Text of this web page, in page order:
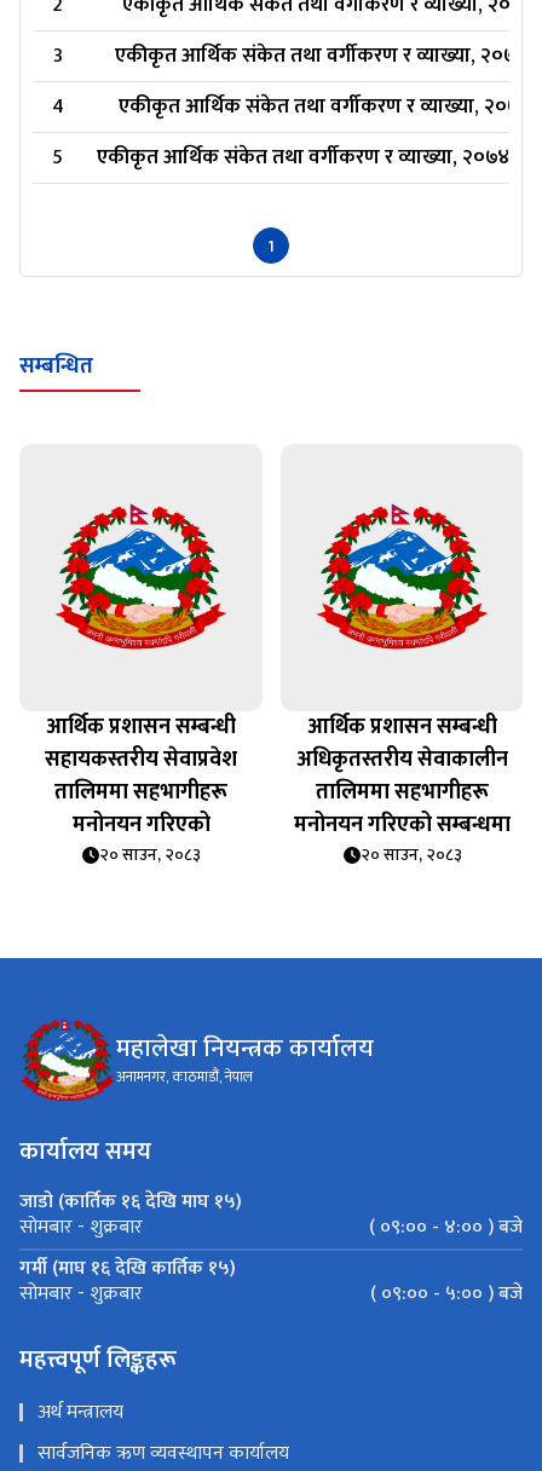
3
एकीकृत आर्थिक संकेत तथा वर्गीकरण र व्याख्या, २०७४ (
4
एकीकृत आर्थिक संकेत तथा वर्गीकरण र व्याख्या, २०७४ (
5
एकीकृत आर्थिक संकेत तथा वर्गीकरण र व्याख्या, २०७४
1
सम्बन्धित
आर्थिक प्रशासन सम्बन्धी
सहायकस्तरीय सेवाप्रवेश
तालिममा सहभागीहरू
मनोनयन गरिएको
२० साउन, २०८३
आर्थिक प्रशासन सम्बन्धी
अधिकृतस्तरीय सेवाकालीन
तालिममा सहभागीहरू
मनोनयन गरिएको सम्बन्धमा
२० साउन, २०८३
महालेखा नियन्त्रक कार्यालय
अनामनगर, काठमाडौं, नेपाल
कार्यालय समय
जाडो (कार्तिक १६ देखि माघ १५)
सोमबार - शुक्रबार
( ०९:०० - ४:०० ) बजे
गर्मी (माघ १६ देखि कार्तिक १५)
सोमबार - शुक्रबार ( ०९:०० - ५:०० ) बजे
महत्त्वपूर्ण लिङ्कहरू
अर्थ मन्त्रालय
सार्वजनिक ऋण व्यवस्थापन कार्यालय